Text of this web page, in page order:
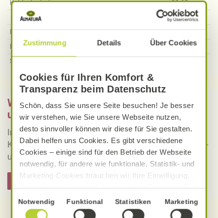
Zustimmung Details Über Cookies
Cookies für Ihren Komfort &
Transparenz beim Datenschutz
Schön, dass Sie unsere Seite besuchen! Je besser
wir verstehen, wie Sie unsere Webseite nutzen,
desto sinnvoller können wir diese für Sie gestalten.
Dabei helfen uns Cookies. Es gibt verschiedene
Cookies – einige sind für den Betrieb der Webseite
notwendig, für andere wie funktionale, Statistik- und
Marketing-Cookies brauchen wir Ihre Einwilligung.
Das optimale Nutzererlebnis erhalten Sie, wenn Sie
„Alle Cookies erlauben“ anklicken. Ihre Einwilligung
umfasst in diesem Fall auch den Einsatz von
Einwilligungsauswahl
Notwendig Funktional Statistiken Marketing
Kohlenhydrate
Davon Zucker
Ballaststoffe
Eiweiß
Salz
29,62g
26,84g
5,74g
2,56g
Was bedeutet vegan, vegetarisch, gluten-
und laktosefrei bei Alnatura Rezepten?
Informieren Sie sich über die genaue Erklärung der
Kennzeichnung von veganen, vegetarischen, gluten-
und laktosefreien Alnatura Rezepten.